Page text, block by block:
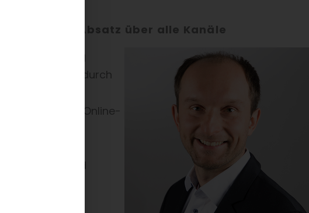
optimalen Absatz über alle Kanäle
seiner Lösung
einem Ort. Dadurch
hinweg. Von Online-
eindeutig und